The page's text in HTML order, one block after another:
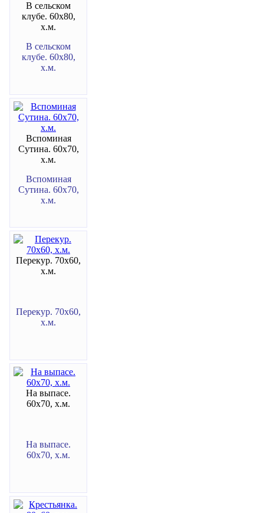
В сельском
клубе. 60х80,
х.м.
В сельском
клубе. 60х80,
х.м.
Вспоминая
Сутина. 60х70,
х.м.
Вспоминая
Сутина. 60х70,
х.м.
Перекур. 70х60,
х.м.
Перекур. 70х60,
х.м.
На выпасе.
60х70, х.м.
На выпасе.
60х70, х.м.